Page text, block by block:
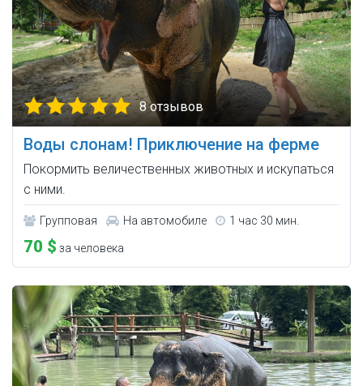
8 отзывов
Воды слонам! Приключение на ферме
Покормить величественных животных и искупаться
с ними.
Групповая На автомобиле 1 час 30 мин.
70 $ за человека